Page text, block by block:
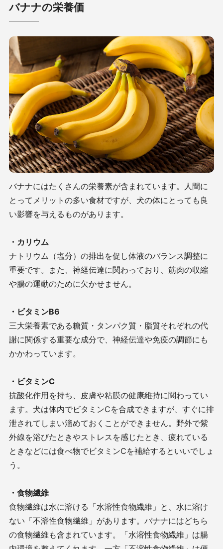
バナナの栄養価
バナナにはたくさんの栄養素が含まれています。人間に
とってメリットの多い食材ですが、犬の体にとっても良
い影響を与えるものがあります。
・カリウム
ナトリウム（塩分）の排出を促し体液のバランス調整に
重要です。また、神経伝達に関わっており、筋肉の収縮
や腸の運動のために欠かせません。
・ビタミンB6
三大栄養素である糖質・タンパク質・脂質それぞれの代
謝に関係する重要な成分で、神経伝達や免疫の調節にも
かかわっています。
・ビタミンC
抗酸化作用を持ち、皮膚や粘膜の健康維持に関わってい
ます。犬は体内でビタミンCを合成できますが、すぐに排
泄されてしまい溜めておくことができません。野外で紫
外線を浴びたときやストレスを感じたとき、疲れている
ときなどには食べ物でビタミンCを補給するといいでしょ
う。
・食物繊維
食物繊維は水に溶ける「水溶性食物繊維」と、水に溶け
ない「不溶性食物繊維」があります。バナナにはどちら
の食物繊維も含まれています。「水溶性食物繊維」は腸